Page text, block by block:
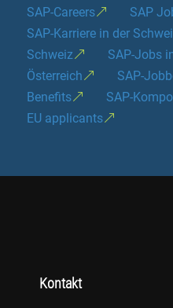
SAP-Careers
SAP
SAP-Karriere in der
Schweiz
SAP-Jobs
Österreich
SAP-
Benefits
SAP-
EU applicants
Kontakt